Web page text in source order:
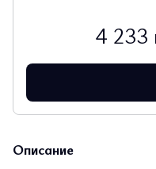
4 233
Описание